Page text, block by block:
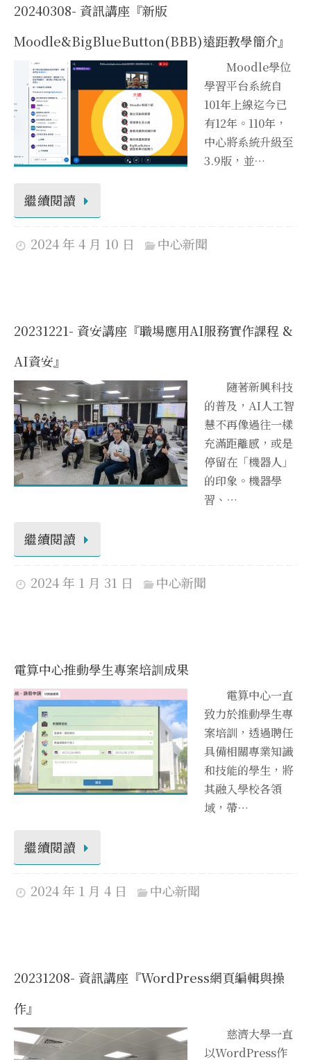
20240308- 資訊講座『新版
Moodle&BigBlueButton(BBB)遠距教學簡介』
Moodle學位
學習平台系統自
101年上線迄今已
有12年。110年，
中心將系統升級至
3.9版，並…
繼續閱讀
2024 年 4 月 10 日 中心新聞
20231221- 資安講座『職場應用AI服務實作課程 &
AI資安』
隨著新興科技
的普及，AI人工智
慧不再像過往一樣
充滿距離感，或是
停留在「機器人」
的印象。機器學
習、…
繼續閱讀
2024 年 1 月 31 日 中心新聞
電算中心推動學生專案培訓成果
電算中心一直
致力於推動學生專
案培訓，透過聘任
具備相關專業知識
和技能的學生，將
其融入學校各領
域，帶…
繼續閱讀
2024 年 1 月 4 日 中心新聞
20231208- 資訊講座『WordPress網頁編輯與操
作』
慈濟大學一直
以WordPress作